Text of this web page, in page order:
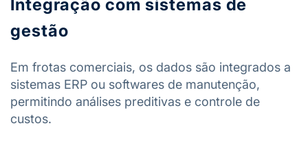
Integração com sistemas de
gestão
Em frotas comerciais, os dados são integrados a
sistemas ERP ou softwares de manutenção,
permitindo análises preditivas e controle de
custos.